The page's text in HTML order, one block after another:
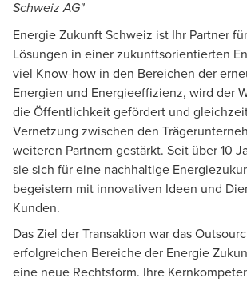
Schweiz AG"
Energie Zukunft Schweiz ist Ihr Partner
Lösungen in einer zukunftsorientierten
viel Know-how in den Bereichen der
Energien und Energieeffizienz, wird der
die Öffentlichkeit gefördert und
Vernetzung zwischen den
weiteren Partnern gestärkt. Seit über 10
sie sich für eine nachhaltige
begeistern mit innovativen Ideen und
Kunden.
Das Ziel der Transaktion war das
erfolgreichen Bereiche der Energie
eine neue Rechtsform. Ihre